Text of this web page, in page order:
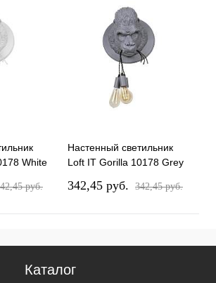
White
pуб.
Настенный светильник
Loft IT Gorilla 10178 Grey
342,45 pуб. 342,45 pуб.
Каталог